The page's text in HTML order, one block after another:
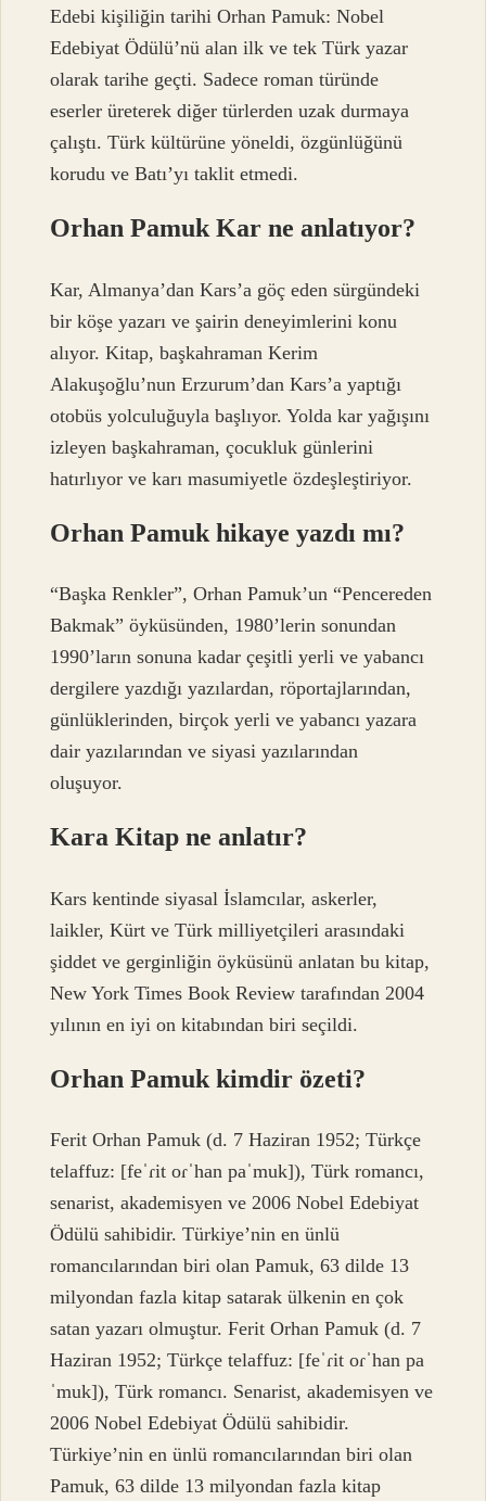
Edebi kişiliğin tarihi Orhan Pamuk: Nobel
Edebiyat Ödülü’nü alan ilk ve tek Türk yazar
olarak tarihe geçti. Sadece roman türünde
eserler üreterek diğer türlerden uzak durmaya
çalıştı. Türk kültürüne yöneldi, özgünlüğünü
korudu ve Batı’yı taklit etmedi.
Orhan Pamuk Kar ne anlatıyor?
Kar, Almanya’dan Kars’a göç eden sürgündeki
bir köşe yazarı ve şairin deneyimlerini konu
alıyor. Kitap, başkahraman Kerim
Alakuşoğlu’nun Erzurum’dan Kars’a yaptığı
otobüs yolculuğuyla başlıyor. Yolda kar yağışını
izleyen başkahraman, çocukluk günlerini
hatırlıyor ve karı masumiyetle özdeşleştiriyor.
Orhan Pamuk hikaye yazdı mı?
“Başka Renkler”, Orhan Pamuk’un “Pencereden
Bakmak” öyküsünden, 1980’lerin sonundan
1990’ların sonuna kadar çeşitli yerli ve yabancı
dergilere yazdığı yazılardan, röportajlarından,
günlüklerinden, birçok yerli ve yabancı yazara
dair yazılarından ve siyasi yazılarından
oluşuyor.
Kara Kitap ne anlatır?
Kars kentinde siyasal İslamcılar, askerler,
laikler, Kürt ve Türk milliyetçileri arasındaki
şiddet ve gerginliğin öyküsünü anlatan bu kitap,
New York Times Book Review tarafından 2004
yılının en iyi on kitabından biri seçildi.
Orhan Pamuk kimdir özeti?
Ferit Orhan Pamuk (d. 7 Haziran 1952; Türkçe
telaffuz: [feˈɾit oɾˈhan paˈmuk]), Türk romancı,
senarist, akademisyen ve 2006 Nobel Edebiyat
Ödülü sahibidir. Türkiye’nin en ünlü
romancılarından biri olan Pamuk, 63 dilde 13
milyondan fazla kitap satarak ülkenin en çok
satan yazarı olmuştur. Ferit Orhan Pamuk (d. 7
Haziran 1952; Türkçe telaffuz: [feˈɾit oɾˈhan pa
ˈmuk]), Türk romancı. Senarist, akademisyen ve
2006 Nobel Edebiyat Ödülü sahibidir.
Türkiye’nin en ünlü romancılarından biri olan
Pamuk, 63 dilde 13 milyondan fazla kitap